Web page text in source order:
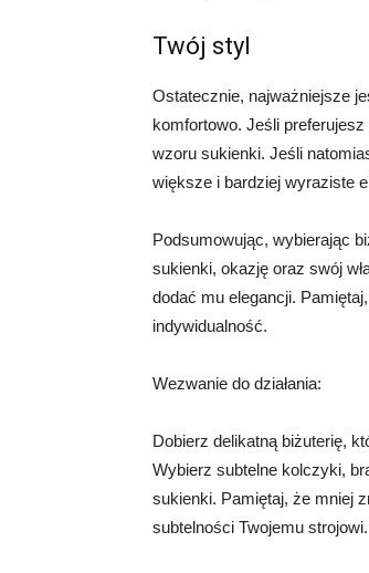
Twój styl
Ostatecznie, najważniejsze
komfortowo. Jeśli
wzoru sukienki. Jeśli
większe i bardziej wyraziste
Podsumowując, wybierając
sukienki, okazję oraz swój
dodać mu elegancji.
indywidualność.
Wezwanie do działania:
Dobierz delikatną biżuterię,
Wybierz subtelne kolczyki,
sukienki. Pamiętaj, że mniej
subtelności Twojemu strojowi.